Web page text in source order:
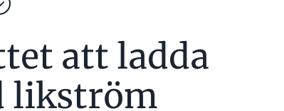
att ladda
likström